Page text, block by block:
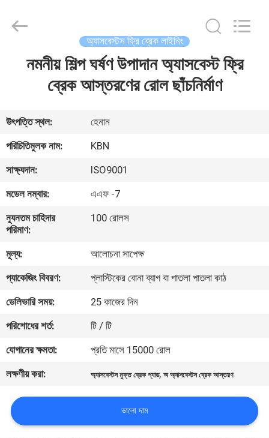
আমাদের
সম্পর্কে
কারখানা
ভ্রমণ
মান
নিয়ন্ত্রণ
যোগাযোগ
করুন
উদ্ধৃতির
জন্য
আবেদন
অ্যাসবেস্টস ফ্রি ব্রেক লাইনিং
নমনীয় শিল্প ঘর্ষণ উপাদান অ্যাসবেস্ট ফ্রি
ব্রেক আস্তরণের রোল ছাঁচনির্মাণ
উৎপত্তি স্থল:
হেনান
পরিচিতিমুলক নাম:
KBN
সাক্ষ্যদান:
ISO9001
মডেল নম্বার:
এএফ -7
ন্যূনতম চাহিদার
পরিমাণ:
100 রোলস
মূল্য:
আলোচনা সাপেক্ষ
প্যাকেজিং বিবরণ:
প্লাস্টিকের বোনা ব্যাগ বা পাতলা পাতলা কাঠ
ডেলিভারি সময়:
25 কাজের দিন
পরিশোধের শর্ত:
টি / টি
যোগানের ক্ষমতা:
প্রতি মাসে 15000 রোল
লক্ষণীয় করা:
অ্যাসবেস্টস মুক্ত ব্রেক প্যাড,অ অ্যাসবেস্টস ব্রেক আস্তরণ
ভালো দাম